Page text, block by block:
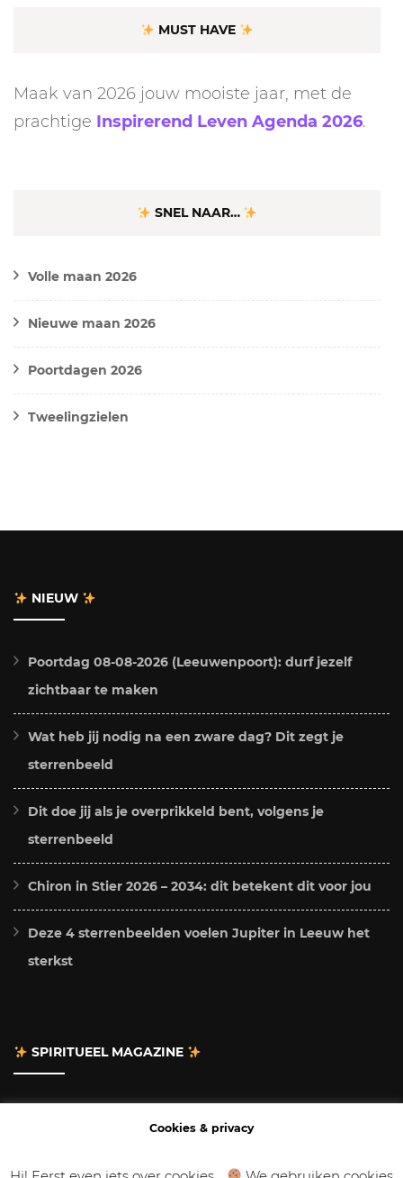
MUST HAVE
Maak van 2026 jouw mooiste jaar, met de
prachtige Inspirerend Leven Agenda 2026.
SNEL NAAR…
Volle maan 2026
Nieuwe maan 2026
Poortdagen 2026
Tweelingzielen
NIEUW
Poortdag 08-08-2026 (Leeuwenpoort): durf jezelf
zichtbaar te maken
Wat heb jij nodig na een zware dag? Dit zegt je
sterrenbeeld
Dit doe jij als je overprikkeld bent, volgens je
sterrenbeeld
Chiron in Stier 2026 – 2034: dit betekent dit voor jou
Deze 4 sterrenbeelden voelen Jupiter in Leeuw het
sterkst
SPIRITUEEL MAGAZINE
Cookies & privacy